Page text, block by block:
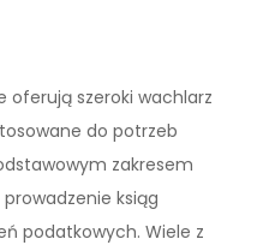
oferują szeroki wachlarz
do potrzeb
zakresem
ksiąg
podatkowych. Wiele z